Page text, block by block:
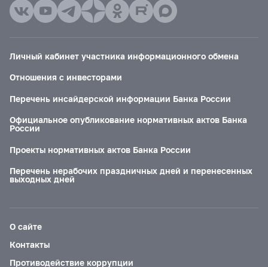
Личный кабинет участника информационного обмена
Отношения с инвесторами
Перечень инсайдерской информации Банка России
Официальное опубликование нормативных актов Банка
России
Проекты нормативных актов Банка России
Перечень нерабочих праздничных дней и перенесенных
выходных дней
О сайте
Контакты
Противодействие коррупции